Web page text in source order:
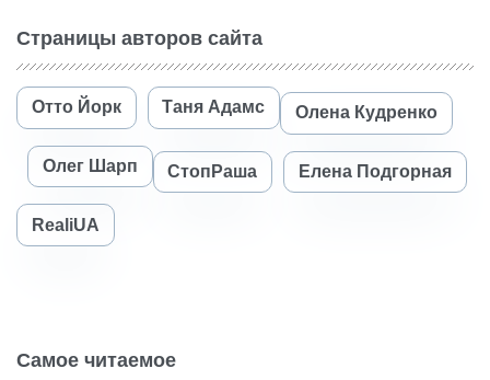
Страницы авторов сайта
Отто Йорк Таня Адамс Олена Кудренко
Олег Шарп СтопРаша Елена Подгорная
RealiUA
Самое читаемое